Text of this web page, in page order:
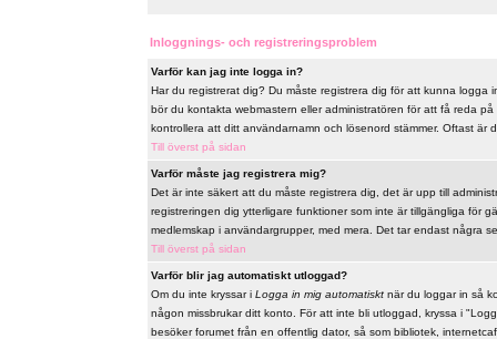
Inloggnings- och registreringsproblem
Varför kan jag inte logga in?
Har du registrerat dig? Du måste registrera dig för att kunna
bör du kontakta webmastern eller administratören för att få reda
kontrollera att ditt användarnamn och lösenord stämmer. Oftast är
Till överst på sidan
Varför måste jag registrera mig?
Det är inte säkert att du måste registrera dig, det är upp till
registreringen dig ytterligare funktioner som inte är tillgängliga för
medlemskap i användargrupper, med mera. Det tar endast några
Till överst på sidan
Varför blir jag automatiskt utloggad?
Om du inte kryssar i Logga in mig automatisktnär du loggar in så
någon missbrukar ditt konto. För att inte bli utloggad, kryssa i
besöker forumet från en offentlig dator, så som bibliotek,